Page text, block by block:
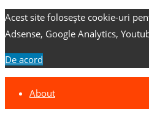
Acest site folosește cookie-uri
Adsense, Google Analytics,
De acord
About